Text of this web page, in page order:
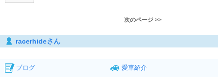
次のページ >>
racerhideさん
ブログ
愛車紹介